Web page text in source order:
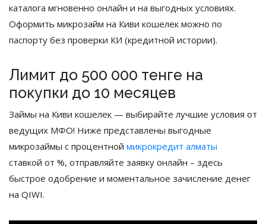
каталога мгновенно онлайн и на выгодных условиях.
Оформить микрозайм на Киви кошелек можно по
паспорту без проверки КИ (кредитной истории).
Лимит до 500 000 тенге на
покупки до 10 месяцев
Займы на Киви кошелек — выбирайте лучшие условия от
ведущих МФО! Ниже представлены выгодные
микрозаймы с процентной микрокредит алматы
ставкой от %, отправляйте заявку онлайн – здесь
быстрое одобрение и моментальное зачисление денег
на QIWI.